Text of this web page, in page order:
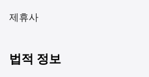
제휴사
법적 정보